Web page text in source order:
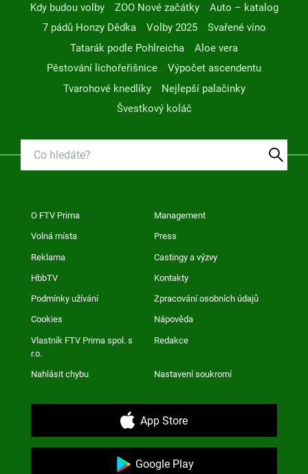
Kdy budou volby
ZOO Nové začátky
Auto – katalog
7 pádů Honzy Dědka
Volby 2025
Svařené víno
Tatarák podle Pohlreicha
Aloe vera
Pěstování lichořeřišnice
Výpočet ascendentu
Tvarohové knedlíky
Nejlepší palačinky
Švestkový koláč
O FTV Prima Management
Volná místa Press
Reklama Castingy a výzvy
HbbTV Kontakty
Podmínky užívání Zpracování osobních údajů
Cookies Nápověda
Vlastník FTV Prima spol. s
r.o.
Redakce
Nahlásit chybu Nastavení soukromí
App Store
Google Play